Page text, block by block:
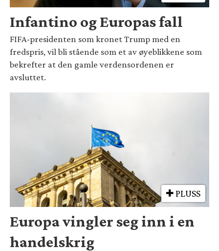
Infantino og Europas fall
FIFA-presidenten som kronet Trump med en
fredspris, vil bli stående som et av øyeblikkene som
bekrefter at den gamle verdensordenen er
avsluttet.
PLUSS
Europa vingler seg inn i en
handelskrig